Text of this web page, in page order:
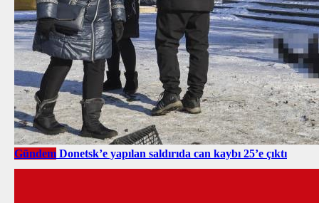
Gündem Donetsk’e yapılan saldırıda can kaybı 25’e çıktı